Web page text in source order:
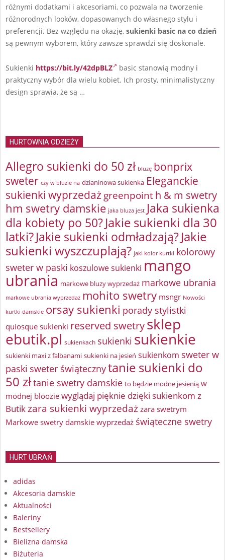
różnymi dodatkami i akcesoriami, co pozwala na tworzenie
różnorodnych looków, dopasowanych do własnego stylu i
preferencji. Bez względu na okazję, sukienki basic na co dzień
są pewnym wyborem, który zawsze sprawdzi się doskonale.
Sukienki https://bit.ly/42dpBLZ
basic stanowią modny i
praktyczny wybór dla wielu kobiet. Ich prosty, minimalistyczny
design sprawia, że są …
HURTOWNIA ODZIEŻY
Allegro sukienki do 50 zł bluzę bonprix
sweter czy w bluzie na dzianinowa sukienka Eleganckie
sukienki wyprzedaż greenpointh & m swetry
hm swetry damskie jaka bluza jest Jaka sukienka
dla kobiety po 50?Jakie sukienki dla 30
latki?Jakie sukienki odmładzają?Jakie
sukienki wyszczuplają? jaki kolor kurtki kolorowy
sweter w paski koszulowe sukienki mango
ubrania markowe bluzy wyprzedaż markowe ubrania
markowe ubrania wyprzedaż mohito swetry msngr Nowości
kurtki damskie orsay sukienki porady stylistki
quiosque sukienki reserved swetrysklep
ebutik.pl sukienkach sukienki sukienkie
sukienki maxi z falbanami sukienki na jesień sukienkom sweter w
paski sweter świątecznytanie sukienki do
50 złtanie swetry damskie to będzie modne jesienią w
modnej bloozie wyglądaj pięknie dzięki sukienkom z
Butikzara sukienki wyprzedażzara swetrym
Markowe swetry damskie wyprzedaż świąteczne swetry
HURT UBRAŃ
adidas
Akcesoria damskie
Aktualności
Baleriny
Bestsellery
Bielizna damska
Biżuteria